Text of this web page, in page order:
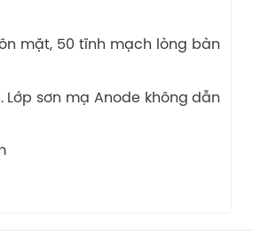
mặt, 50 tĩnh mạch lòng bàn
sơn mạ Anode không dẫn